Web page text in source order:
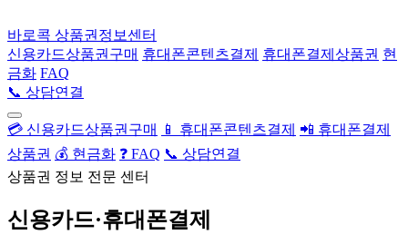
바로콕 상품권정보센터
신용카드상품권구매 휴대폰콘텐츠결제 휴대폰결제상품권 현
금화 FAQ
📞 상담연결
💳 신용카드상품권구매 📱 휴대폰콘텐츠결제 📲 휴대폰결제
상품권 💰 현금화 ❓ FAQ 📞 상담연결
상품권 정보 전문 센터
신용카드·휴대폰결제